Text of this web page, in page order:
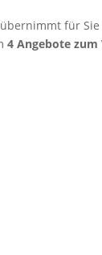
für
4 Angebote zum